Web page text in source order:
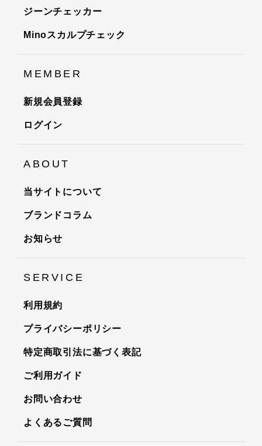
ジーンチェッカー
Minoスカルプチェック
MEMBER
新規会員登録
ログイン
ABOUT
当サイトについて
ブランドコラム
お知らせ
SERVICE
利用規約
プライバシーポリシー
特定商取引法に基づく表記
ご利用ガイド
お問い合わせ
よくあるご質問